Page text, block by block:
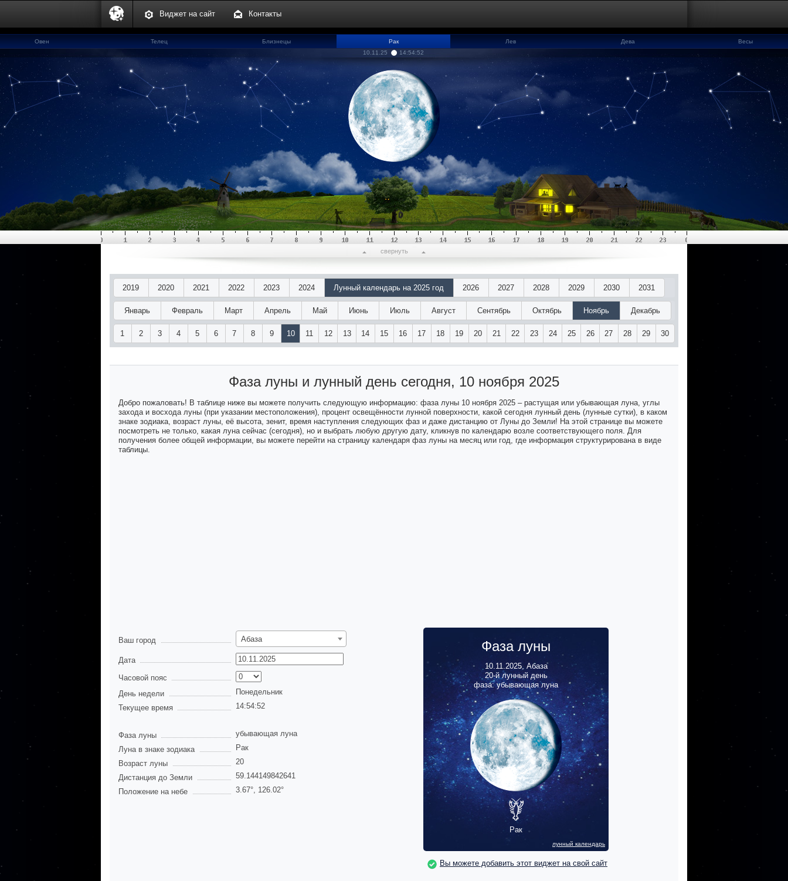
Виджет на сайт Контакты
Овен Телец Близнецы
Рак
10.11.25
14:54:53
Лев Дева Весы
свернуть
2019 2020 2021 2022 2023 2024 Лунный календарь на 2025 год 2026 2027 2028 2029 2030 2031
Январь Февраль Март Апрель Май Июнь Июль Август Сентябрь Октябрь Ноябрь Декабрь
1 2 3 4 5 6 7 8 9 10 11 12 13 14 15 16 17 18 19 20 21 22 23 24 25 26 27 28 29 30
Фаза луны и лунный день сегодня, 10 ноября 2025
Добро пожаловать! В таблице ниже вы можете получить следующую информацию: фаза луны 10 ноября 2025 – растущая или убывающая луна, углы
захода и восхода луны (при указании местоположения), процент освещённости лунной поверхности, какой сегодня лунный день (лунные сутки), в каком
знаке зодиака, возраст луны, её высота, зенит, время наступления следующих фаз и даже дистанцию от Луны до Земли! На этой странице вы можете
посмотреть не только, какая луна сейчас (сегодня), но и выбрать любую другую дату, кликнув по календарю возле соответствующего поля. Для
получения более общей информации, вы можете перейти на страницу календаря фаз луны на месяц или год, где информация структурирована в виде
таблицы.
Ваш город Абаза
Дата
Часовой пояс
День недели
Понедельник
Текущее время
14:54:53
Фаза луны
убывающая луна
Луна в знаке зодиака
Рак
Возраст луны
20
Дистанция до Земли
59.144149842641
Положение на небе
3.67°, 126.02°
Фаза луны
10.11.2025, Абаза
20-й лунный день
фаза: убывающая луна
Рак
лунный календарь
Вы можете добавить этот виджет на свой сайт